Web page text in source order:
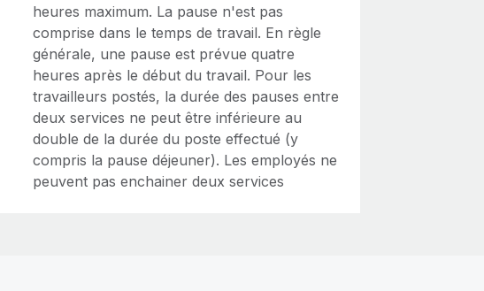
heures maximum. La pause n'est pas
comprise dans le temps de travail. En règle
générale, une pause est prévue quatre
heures après le début du travail. Pour les
travailleurs postés, la durée des pauses entre
deux services ne peut être inférieure au
double de la durée du poste effectué (y
compris la pause déjeuner). Les employés ne
peuvent pas enchainer deux services